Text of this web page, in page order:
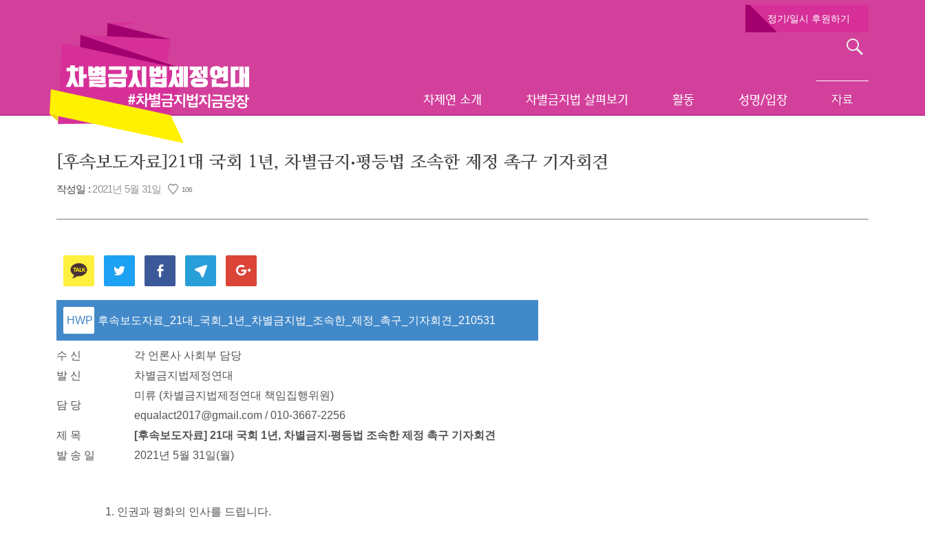
정기/일시 후원하기
차제연 소개 차별금지법 살펴보기 활동 성명/입장 자료
[후속보도자료]21대 국회 1년, 차별금지‧평등법 조속한 제정 촉구 기자회견
작성일 : 2021년 5월 31일 106
후속보도자료_21대_국회_1년_차별금지법_조속한_제정_촉구_기자회견_210531
수 신
각 언론사 사회부 담당
발 신
차별금지법제정연대
담 당
미류 (차별금지법제정연대 책임집행위원)
equalact2017@gmail.com / 010-3667-2256
제 목
[후속보도자료] 21대 국회 1년 , 차별금지 ‧평등법 조속한 제정 촉구 기자회견
발 송 일
2021년 5월 31일(월)
인권과 평화의 인사를 드립니다.